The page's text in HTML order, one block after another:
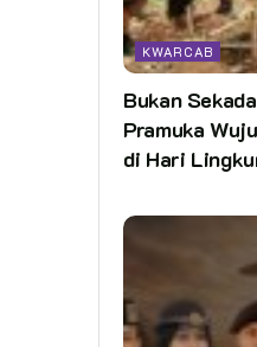
KWARCAB
Bukan
Pramuka
di Hari